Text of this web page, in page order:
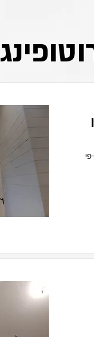
15 ס"מ על-פי